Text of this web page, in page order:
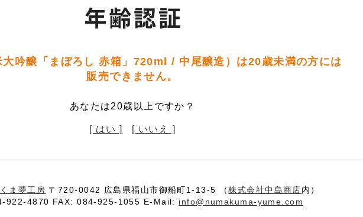
大吟醸「まぼろし 赤箱」720ml / 中尾醸造）は20歳未満の方には
販売できません。
あなたは20歳以上ですか？
[ はい ] [ いいえ ]
ま夢工房 〒720-0042 広島県福山市御船町1-13-5 （株式会社中島商店内）
922-4870 FAX: 084-925-1055 E-Mail: info@numakuma-yume.com